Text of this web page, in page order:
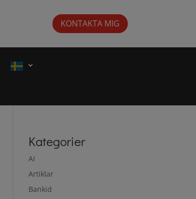
KONTAKTA MIG
Kategorier
AI
Artiklar
Bankid